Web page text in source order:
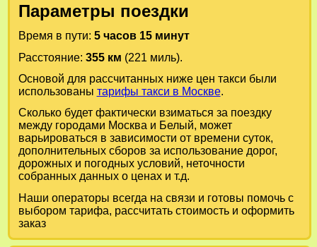
Параметры поездки
Время в пути: 5 часов 15 минут
Расстояние: 355 км (221 миль).
Основой для рассчитанных ниже цен такси были
использованы тарифы такси в Москве.
Сколько будет фактически взиматься за поездку
между городами Москваи Белый, может
варьироваться в зависимости от времени суток,
дополнительных сборов за использование дорог,
дорожных и погодных условий, неточности
собранных данных о ценах и т.д.
Наши операторы всегда на связи и готовы помочь с
выбором тарифа, рассчитать стоимость и оформить
заказ